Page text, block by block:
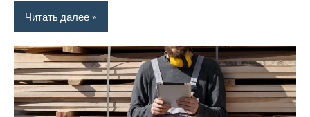
Читать далее